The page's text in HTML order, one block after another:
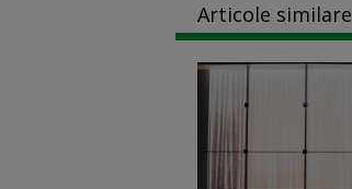
Articole similare